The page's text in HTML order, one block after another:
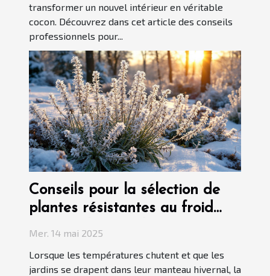
transformer un nouvel intérieur en véritable
cocon. Découvrez dans cet article des conseils
professionnels pour...
Conseils pour la sélection de
plantes résistantes au froid
pour jardins nordiques
Mer. 14 mai 2025
Lorsque les températures chutent et que les
jardins se drapent dans leur manteau hivernal, la